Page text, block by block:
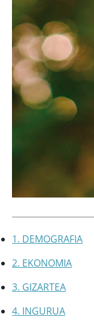
1. DEMOGRAFIA
2. EKONOMIA
3. GIZARTEA
4. INGURUA